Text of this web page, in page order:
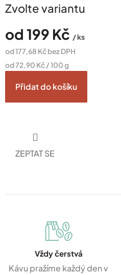
od 199 Kč / ks
od177,68 Kčbez DPH
Měrná
od 72,90 Kč / 100 g
Zvolte variantu
Přidat do košíku
ZEPTAT SE
Vždy čerstvá
Kávu pražíme každý den v